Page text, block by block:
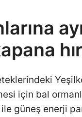
için bal
güneş enerji